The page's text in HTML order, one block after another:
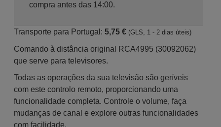
compra antes das 14:00.
Transporte para Portugal: 5,75 € (GLS, 1 - 2 dias úteis)
Comando à distância original RCA4995 (30092062)
que serve para televisores.
Todas as operações da sua televisão são geríveis
com este controlo remoto, proporcionando uma
funcionalidade completa. Controle o volume, faça
mudanças de canal e explore outras funcionalidades
com facilidade.